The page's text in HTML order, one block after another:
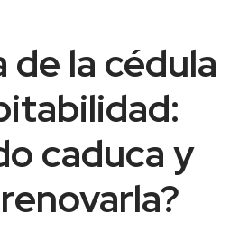
la cédula
caduca y